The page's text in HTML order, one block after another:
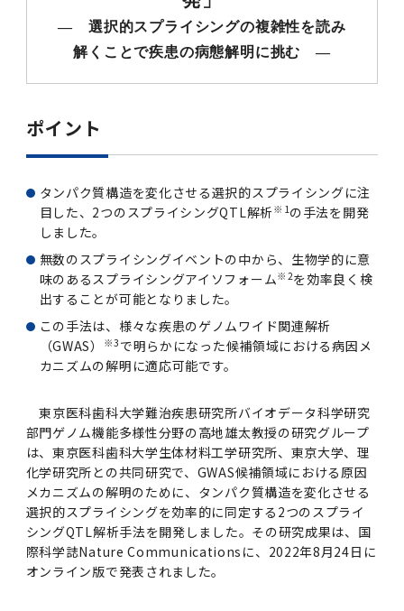
学長選考・監察会議
学長×医学部学生懇談
東京医科歯科大学の歴史
英語版広報誌「TMDU ANNUAL NEWS」
医歯大ひろば
写真で綴る 東京医科歯科大学トップ
第2回『教育 講義・実習の軌跡』
第3回『知と癒しの匠の創造者たち』
クラウドファンディング実施プロジェクト一覧
３．自己点検・評価
第２期 中期目標・中期計画等について
第３期中期目標・中期計画等について
（第１期中期目標期間中）年度計画、年度評価
（第２期中期目標期間中）年度計画・年度評価
等について
（第３期中期目標期間中）年度計画・年度評価
等について
3．自己点検・評価
4．指定国立大学法人構想に関する進捗状況に
関連リンク先
「大学院学生の教育研究交流」に関する実施細
に関する協定書
「複合領域コース」の履修者に係る「編入学」
及び「複数学士号」に関する実施細目
各複合領域コースの概要
医療管理政策学（MMA）コース（東京医科歯科
法定公開情報
土地・建物及び所在地／関係施設位置図
東京医科歯科大学規則集
研究不正の防止
会計監査人候補者の決定について
教育等の情報
動物実験等に関する情報
企業等からの資金提供状況の公表
女性活躍推進法による一般事業主行動計画
東京医科歯科大学ダイバーシティ＆インクルー
ジョン推進宣言等
ジョン推進宣言等トップ
東京医科歯科大学ダイバーシティ＆インクルー
ジョン推進宣言／基本方針／アクション・プラ
女性活躍推進法による一般事業主行動計画
次世代育成支援対策推進法による一般事業主行
動計画
女性の活躍推進に向けた取り組み
次世代認定マーク「くるみん」を取得しました
（基準適合一般事業主認定）
ダイバーシティ・インクルージョン室
障がいのある学生のサポートについて
コンプライアンス・ハラスメントトップ
公益通報について
難治疾患研究所
研究情報サイト
研究テーマ検索システム
アルバイトについて
アパート等の紹介
学生保険制度について
サークル紹介
大学祭
留学について
歯学部サマープログラム
地域特別枠推薦選抜説明会
入試説明会
ん
ILA国府台 公開講座等のお知らせ
キャンパス紹介
学費・入学金・奨学金について
学費・入学金・奨学金についてトップ
奨学金について
大学院医歯学総合研究科生体検査科学講座
研究テーマ検索システム
大学院保健衛生学研究科
Academic Year by Eligible Students
(*Autumn admission)
世代フロントランナー育成プログラム（医歯学
系）「Science Tokyo SPRING (医歯学系)」
（旧TMDU卓越大学院生制度）対象学生（秋入
学対象）の募集について
Call for Applications to Science Tokyo
SPRING（MD）Program for the 2024
Academic Year by Eligible Students
(*Autumn admission)
令和６年度（２０２４年度）総合知と癒しの次
世代フロントランナー育成プログラム（医歯学
（旧TMDU卓越大学院生制度）対象学生（秋入
学対象）の募集について
Call for Applications to TMDU-SPRING
Program (formerly the TMDU WISE
Program) for the 2024 Academic Year
令和6年度（2024年度）東京医科歯科大学
Exemption/Deferment)
奨学金について
【2026年4月入学者】入学料免除・徴収猶予申
Exemption&Admission Fee Deferment）
「修学支援に対する相談窓口」を設置しまし
た。
高等教育の修学支援制度
日本学生支援機構
2025年度国立大学臨床検査学系博士後期課程
学生保険制度について
国民年金について
学生相談窓口
証明書関係
証明書関係トップ
教養部在学生
医学部在学生
歯学部在学生
大学院在学生
附属学校在学生
障がいのある学生サポート
障がいのある学生サポートトップ
修学上の支援について
学生相談支援室
障害を理由とする差別の解消の推進に関する対
応要領
バリアフリーマップ
文部科学省からのお知らせ
令和７年度（２０２５年度）新入生向けPC購
令和６年度（２０２４年度）東京医科歯科大学
「研究者早期育成コース」採用決定通知書授与
式を行いました。
令和５年度（２０２３年度）東京医科歯科大学
「研究者早期育成コース及び研究者養成コー
ス」採用決定通知書授与式を行いました。
企業・官公庁・医療機関の皆様へ
在学生向け
在学生向けトップ
学内就職支援イベント
学外就職支援イベント
インターンシップ
就職支援サイトリンク集
就職支援ガイド
外国人留学生の就職情報について
就職活動体験談について
OB・OG情報について
新型コロナウイルス感染症に伴うお知らせ
サークル・学園祭トップ
お茶の水祭
施設利用トップ
保健管理センター
わくわく保育園
フィットネスルーム・売店
国立美術館キャンパスメンバーズ
ボランティア
情報システム
置（湯島地区）Class Cancellation Measures
due to Natural Disasters, such as
Typhoons, and Transportation
Cancellation (for the Yushima area)
新入学の大学院生へ To New Graduate
Students
博士課程 医歯学専攻
博士課程 生命理工医療科学専攻
医歯学総合研究科修士課程履修要項（シラバ
博士課程 医歯学専攻
博士課程 医歯学専攻トップ
概要
分野構成
医歯学総合研究科博士課程医歯学系専攻履修要
項（シラバス）
博士課程 国際連携専攻（ジョイント・ディグリ
博士課程 生命理工医療科学専攻
博士課程 生命理工医療科学専攻トップ
概要
医歯学総合研究科博士課程生命理工学系専攻履
履修要項（大学院シラバス）
年報
2024年（25.7MB）
2023年（49.5MB）
2022年（38.1 MB）
2021年（PDF：71.9 MB）
2020年 （PDF：67.8MB）
統合教育機構学務企画課
セミナー・特別講義
セミナー・特別講義トップ
2026年度
2025年度
2023年度
設置計画履行状況報告書
教育研究分野組織、指導教員研究内容
統合教育機構学務企画課
設置計画履行状況報告書
年報
年報トップ
2024年（PDF：5.4MB）
2023年（PDF：4.5MB）
2022年（PDF：53.8 MB）
2021年（PDF：4.5 MB）
難治疾患研究所
高等研究院
大学病院
医科（医系診療部門）
歯科（歯系診療部門）
M&Dデータ科学センター
統合教育機構
統合教育機構トップ
医学・歯学分野における数理・データサイエン
大学統合時の教育・学生生活について（受験生
向け）
Regarding education and student life after
the integration（For prospective
students）
統合研究機構・統合イノベーション機構
統合研究機構・統合イノベーション機構トップ
統合イノベーション機構
統合イノベーション機構トップ
医療ビッグデータによるトータル・ヘルスケア
イノベーション創出の基盤構築プロジェクト
若手研究者支援センター（統合研究機構）
研究基盤クラスター（統合研究機構）
研究基盤クラスター（統合研究機構）トップ
先端医歯工学創成クラスター（統合研究機構）
オープンイノベーションセンター
統合国際機構
統合情報機構（図書館部門・ITセキュリティ部
門）
統合情報機構（図書館部門・ITセキュリティ部
門）トップ
学生支援・保健管理機構
AMED研究費の年間公募スケジュール(学内専
GAPファンド等の公募
倫理審査手続きについて
研究に必要な講習会等
各種委員会関係(学内専用)
特定認定再生医療等委員会
プレスリリース
オープンイノベーションセンター
高等研究院
剽窃チェックツール(学内専用)
利益相反
臨床研究法における臨床研究の利益相反管理に
ついて
特定認定再生医療等委員会
ヒトES細胞倫理審査委員会
利益相反に関する説明会資料(ダウンロード)(学
研究大学強化促進事業に関する情報・評価
― 選択的スプライシングの複雑性を読み
解くことで疾患の病態解明に挑む ―
ポイント
タンパク質構造を変化させる選択的スプライシングに注
目した、2つのスプライシングQTL解析※1 の手法を開発
しました。
無数のスプライシングイベントの中から、生物学的に意
味のあるスプライシングアイソフォーム※2を効率良く検
出することが可能となりました。
この手法は、様々な疾患のゲノムワイド関連解析
（GWAS）
※3 で明らかになった候補領域における病因メ
カニズムの解明に適応可能です。
東京医科歯科大学難治疾患研究所バイオデータ科学研究
部門ゲノム機能多様性分野の高地雄太教授の研究グループ
は、東京医科歯科大学生体材料工学研究所、東京大学、理
化学研究所との共同研究で、GWAS候補領域における原因
メカニズムの解明のために、タンパク質構造を変化させる
選択的スプライシングを効率的に同定する2つのスプライ
シングQTL解析手法を開発しました。その研究成果は、国
際科学誌Nature Communicationsに、2022年8月24日に
オンライン版で発表されました。